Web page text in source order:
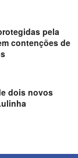
pela
contenções de
dois novos